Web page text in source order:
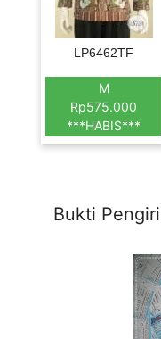
LP6462TF
M
Rp575.000
***HABIS***
Bukti